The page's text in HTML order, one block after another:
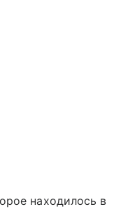
находилось в